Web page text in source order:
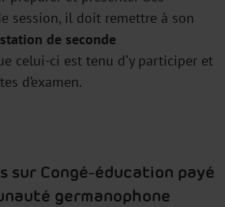
session, il doit remettre à son
de seconde
celui-ci est tenu d’y participer et
d’examen.
sur Congé-éducation payé
germanophone